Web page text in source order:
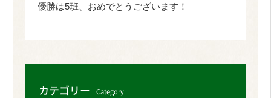
優勝は5班、おめでとうございます！
カテゴリー Category